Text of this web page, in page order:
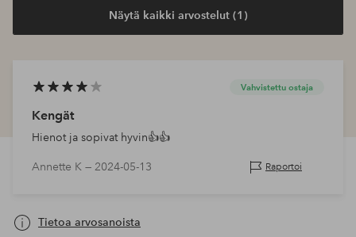
Näytä kaikki arvostelut (1)
Vahvistettu ostaja
Kengät
Hienot ja sopivat hyvin👍👍
Annette K — 2024-05-13 Raportoi
Tietoa arvosanoista